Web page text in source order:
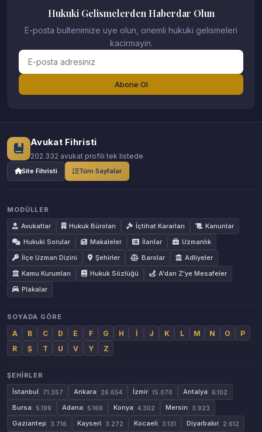
Hukuki Gelismelerden Haberdar Olun
E-posta bultenimize uye olun, onemli hukuki gelismeleri
kacirmayin.
Abone Ol
Avukat Fihristi
202.332 avukat profili tek listede
Site Fihristi Tüm Sayfalar
MODÜLLER
Avukatlar
Hukuk Büroları İçtihat Kararları
Kanunlar
Hukuki Sorular
Makaleler İlanlar
Uzmanlık
İlçe Uzman Dizini
Şehirler Barolar
Adliyeler
Kamu Kurumları
Hukuk Sözlüğü
A'dan Z'ye Mesafeler
Plakalar
SOYADA GÖRE
A B C D E F G H İ J K L M N O
P
R
Ş T U V Y Z
ŞEHIRLER
İstanbul
71.357 Ankara 26.654 İzmir 15.070 Antalya 6.102
Bursa 5.199 Adana 5.169 Konya 4.302 Mersin 3.923
Gaziantep 3.716 Kayseri 3.272 Kocaeli 3.131 Diyarbakır 2.612